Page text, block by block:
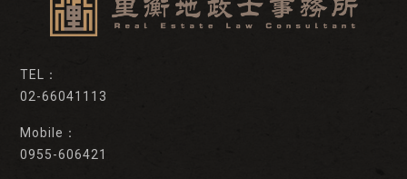
02-66041113
0955-606421